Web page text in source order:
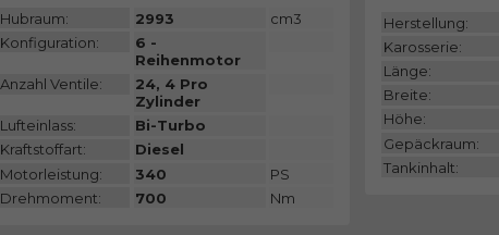
Hubraum: 2993
cm3
Konfiguration:
6 -
Reihenmotor
Anzahl Ventile:
24, 4 Pro
Zylinder
Lufteinlass:
Bi-Turbo
Kraftstoffart:
Diesel
Motorleistung:
340
PS
Drehmoment:
700 Nm
Herstellung:
Karosserie:
Länge:
Breite:
Höhe:
Gepäckraum:
Tankinhalt: